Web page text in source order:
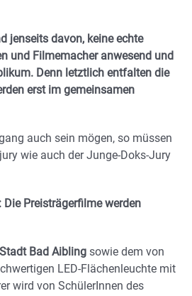
jenseits davon, keine echte
und Filmemacher anwesend und
Denn letztlich entfalten die
erst im gemeinsamen
auch sein mögen, so müssen
wie auch der Junge-Doks-Jury
Preisträgerfilme werden
Stadt Bad Aibling sowie dem von
LED-Flächenleuchte mit
wird von SchülerInnen des